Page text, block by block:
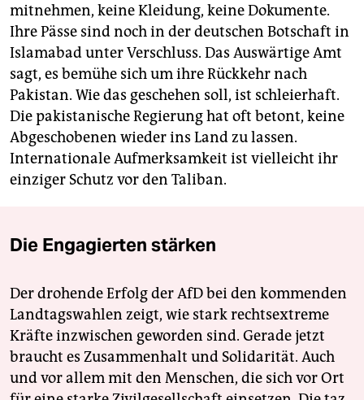
mitnehmen, keine Kleidung, keine Dokumente.
Ihre Pässe sind noch in der deutschen Botschaft in
Islamabad unter Verschluss. Das Auswärtige Amt
sagt, es bemühe sich um ihre Rückkehr nach
Pakistan. Wie das geschehen soll, ist schleierhaft.
Die pakistanische Regierung hat oft betont, keine
Abgeschobenen wieder ins Land zu lassen.
Internationale Aufmerksamkeit ist vielleicht ihr
einziger Schutz vor den Taliban.
Die Engagierten stärken
Der drohende Erfolg der AfD bei den kommenden
Landtagswahlen zeigt, wie stark rechtsextreme
Kräfte inzwischen geworden sind. Gerade jetzt
braucht es Zusammenhalt und Solidarität. Auch
und vor allem mit den Menschen, die sich vor Ort